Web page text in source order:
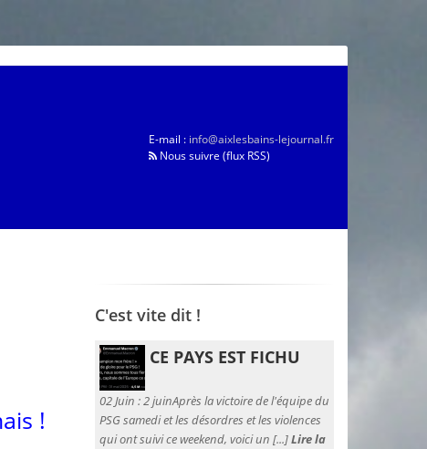
E-mail : info@aixlesbains-lejournal.fr
Nous suivre (flux RSS)
!
C'est vite dit !
CE PAYS EST FICHU
02 Juin :2 juinAprès la victoire de l'équipe du
PSG samedi et les désordres et les violences
qui ont suivi ce weekend, voici un [...]Lire la